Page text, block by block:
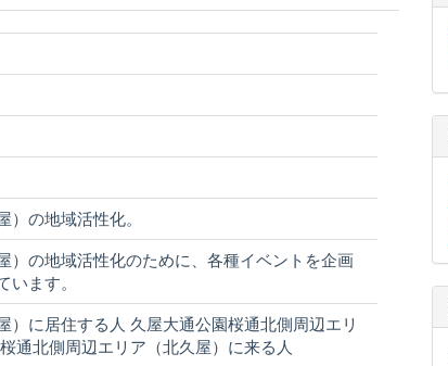
の地域活性化。
）の地域活性化のために、各種イベントを企画
います。
）に居住する人 久屋大通公園桜通北側周辺エリ
通北側周辺エリア（北久屋）に来る人